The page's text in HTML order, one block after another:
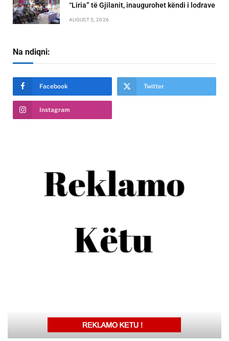
“Liria” të Gjilanit, inaugurohet këndi i lodrave
AUGUST 5, 2026
Na ndiqni:
Facebook Twitter
Instagram